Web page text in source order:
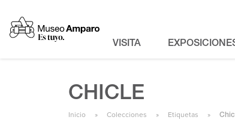
VISITA
CHICLE
Inicio Colecciones Etiquetas